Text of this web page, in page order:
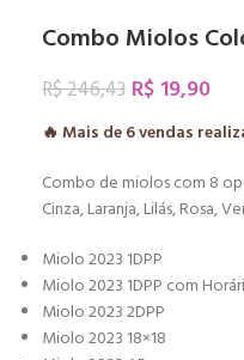
Combo Miolos
R$246,43 R$ 19,90
🔥 Mais de6vendas
Combo de miolos com 8
Cinza, Laranja, Lilás, Rosa,
Miolo 2023 1DPP
Miolo 2023 1DPP com
Miolo 2023 2DPP
Miolo 2023 18×18